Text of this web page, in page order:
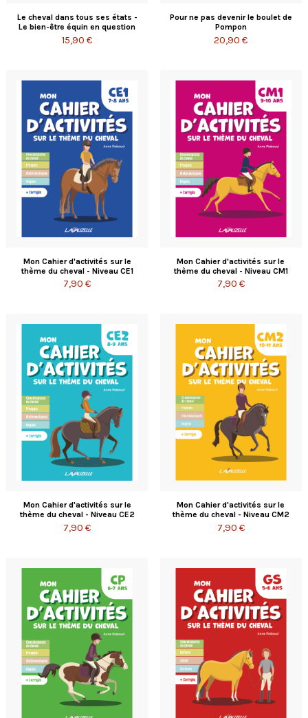
Le cheval dans tous ses états -
Le bien-être équin en question
15,90 €
Pour ne pas devenir le boulet de
Pompon
20,90 €
Mon Cahier d'activités sur le
thème du cheval - Niveau CE1
7,90 €
Mon Cahier d'activités sur le
thème du cheval - Niveau CM1
7,90 €
Mon Cahier d'activités sur le
thème du cheval - Niveau CE2
7,90 €
Mon Cahier d'activités sur le
thème du cheval - Niveau CM2
7,90 €